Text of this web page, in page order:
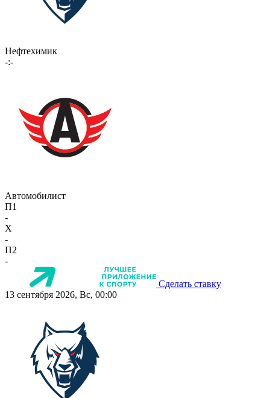
Нефтехимик
-:-
Автомобилист
П1
-
X
-
П2
-
Сделать ставку
13 сентября 2026, Вс, 00:00